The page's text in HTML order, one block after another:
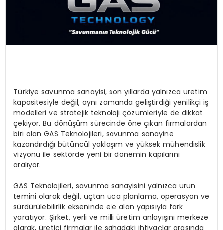
Türkiye savunma sanayisi, son yıllarda yalnızca üretim
kapasitesiyle değil, aynı zamanda geliştirdiği yenilikçi iş
modelleri ve stratejik teknoloji çözümleriyle de dikkat
çekiyor. Bu dönüşüm sürecinde öne çıkan firmalardan
biri olan GAS Teknolojileri, savunma sanayine
kazandırdığı bütüncül yaklaşım ve yüksek mühendislik
vizyonu ile sektörde yeni bir dönemin kapılarını
aralıyor.
GAS Teknolojileri, savunma sanayisini yalnızca ürün
temini olarak değil, uçtan uca planlama, operasyon ve
sürdürülebilirlik ekseninde ele alan yapısıyla fark
yaratıyor. Şirket, yerli ve milli üretim anlayışını merkeze
alarak, üretici firmalar ile sahadaki ihtiyaçlar arasında